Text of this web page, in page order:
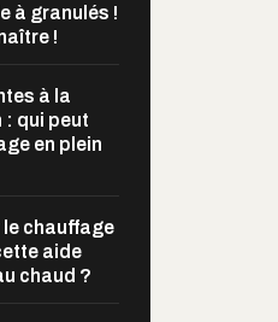
à granulés !
!
à la
: qui peut
en plein
le chauffage
aide
chaud ?